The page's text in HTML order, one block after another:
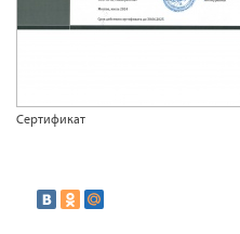
Сертификат